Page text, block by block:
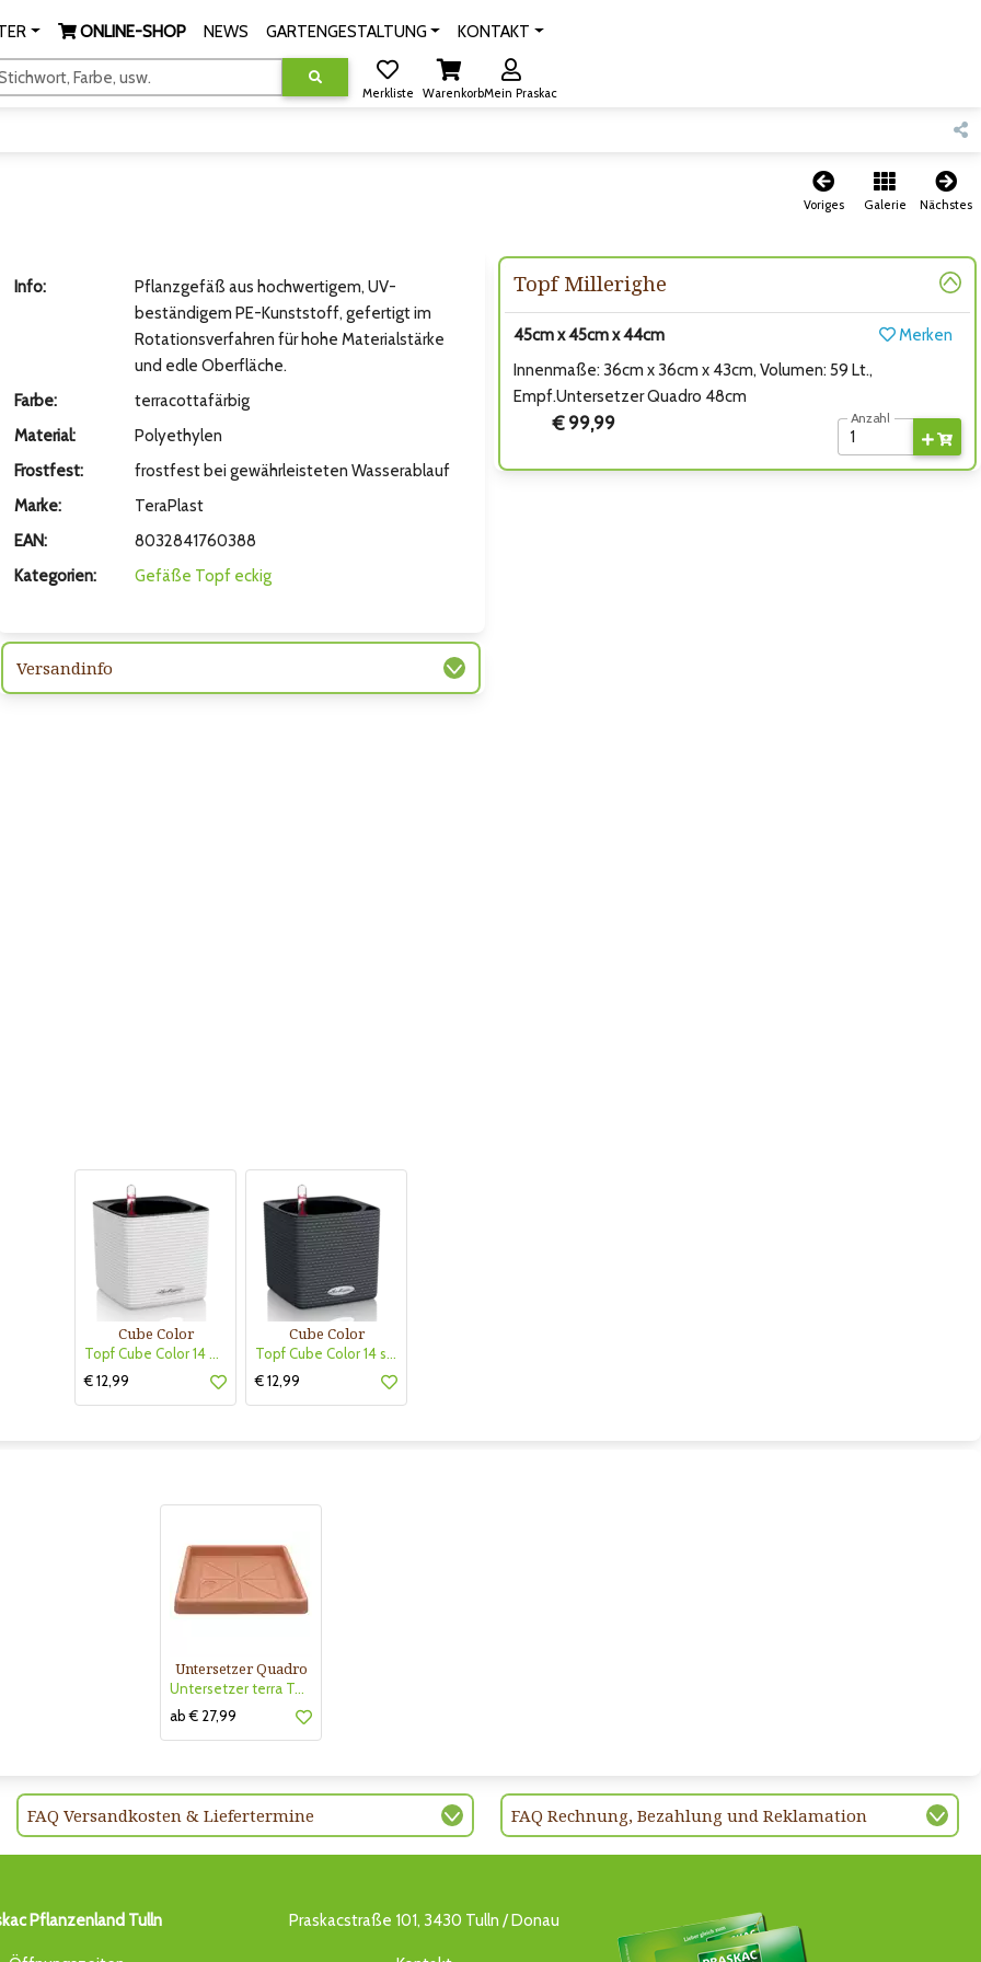
ONLINE-SHOP NEWS GARTENGESTALTUNG KONTAKT
Farbe, usw.
Merkliste WarenkorbMein Praskac
Voriges Galerie Nächstes
Bild
Bild
Topf Millerighe
45cm x 45cm x 44cm
Merken
Innenmaße: 36cm x 36cm x 43cm, Volumen: 59 Lt.,
Empf.Untersetzer Quadro 48cm
€ 99,99 Anzahl
Info:
Pflanzgefäß aus hochwertigem, UV-
beständigem PE-Kunststoff, gefertigt im
Rotationsverfahren für hohe Materialstärke
und edle Oberfläche.
Farbe:
terracottafärbig
Material:
Polyethylen
Frostfest:
frostfest bei gewährleisteten Wasserablauf
Marke:
TeraPlast
EAN:
8032841760388
Kategorien:
Gefäße Topf eckig
Versandinfo
Cube Color
Topf Cube Color 14 weiß
€ 12,99
Cube Color
Topf Cube Color 14 schiefergrau
€ 12,99
Untersetzer Quadro
Untersetzer terra TerraPlast
ab € 27,99
FAQ Versandkosten & Liefertermine FAQ Rechnung, Bezahlung und Reklamation
Pflanzenland Tulln Praskacstraße 101, 3430 Tulln / Donau